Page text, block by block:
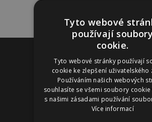
Reklama
Tyto webové
používají soubory
cookie.
Tyto webové stránky používají
cookie ke zlepšení uživatelského
Používáním našich webových
souhlasíte se všemi soubory
s našimi zásadami používání
Více informací